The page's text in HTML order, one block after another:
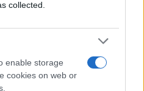
collected.
enable storage
cookies on web or